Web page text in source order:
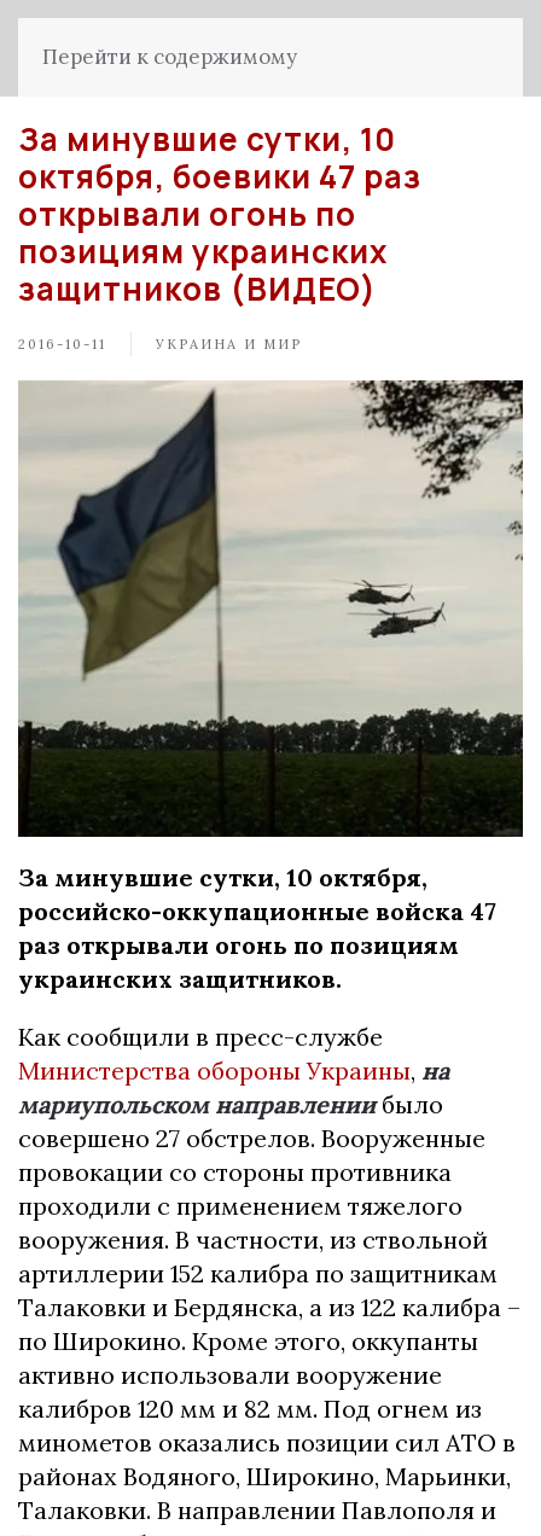
Перейти к содержимому
За минувшие сутки, 10
октября, боевики 47 раз
открывали огонь по
позициям украинских
защитников (ВИДЕО)
2016-10-11 УКРАИНА И МИР
За минувшие сутки, 10 октября,
российско-оккупационные войска 47
раз открывали огонь по позициям
украинских защитников.
Как сообщили в пресс-службе
Министерства обороны Украины, на
мариупольском направлениибыло
совершено 27 обстрелов. Вооруженные
провокации со стороны противника
проходили с применением тяжелого
вооружения. В частности, из ствольной
артиллерии 152 калибра по защитникам
Талаковки и Бердянска, а из 122 калибра –
по Широкино. Кроме этого, оккупанты
активно использовали вооружение
калибров 120 мм и 82 мм. Под огнем из
минометов оказались позиции сил АТО в
районах Водяного, Широкино, Марьинки,
Талаковки. В направлении Павлополя и